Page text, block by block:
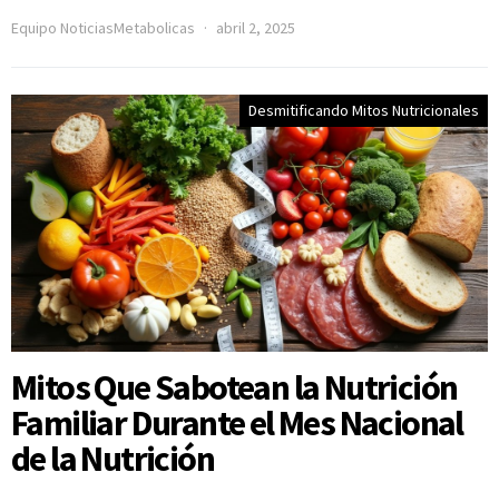
Equipo NoticiasMetabolicas abril 2, 2025
Desmitificando Mitos Nutricionales
Mitos Que Sabotean la Nutrición
Familiar Durante el Mes Nacional
de la Nutrición